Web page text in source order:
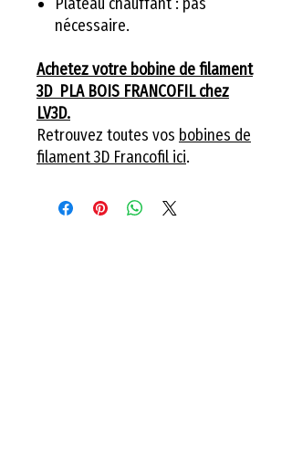
nécessaire.
Achetez votre bobine de filament
3D PLA BOIS FRANCOFIL chez
LV3D.
Retrouvez toutes vos bobines de
filament 3D Francofil ici.